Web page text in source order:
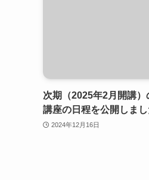
次期（2025年2月開講）
講座の日程を公開しまし
2024年12月16日